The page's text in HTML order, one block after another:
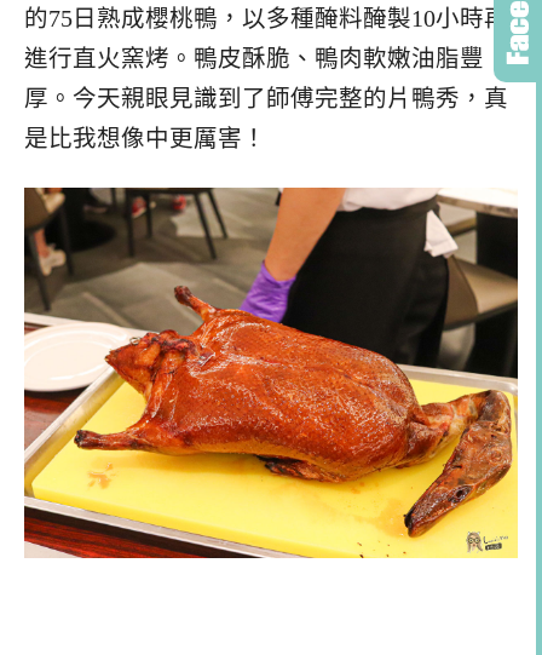
的75日熟成櫻桃鴨，以多種醃料醃製10小時再
進行直火窯烤。鴨皮酥脆、鴨肉軟嫩油脂豐
厚。今天親眼見識到了師傅完整的片鴨秀，真
是比我想像中更厲害！